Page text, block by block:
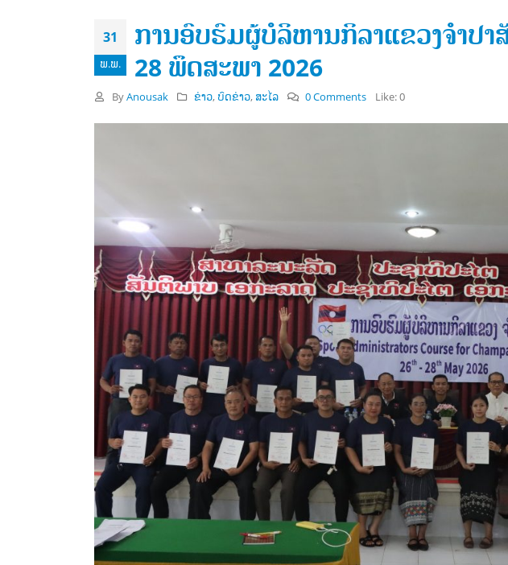
31
ພ.ພ.
ການອົບຮົມຜູ້ບໍລິຫານກິລາແຂວງຈໍາປາ
28 ພຶດສະພາ 2026
By Anousak ຂ່າວ, ບົດຂ່າວ, ສະໄລ 0 Comments Like:0
2026 ທີ່ໂຮງແຮມຊັນເວ ຣີສອດ, ປະເທດມາ
ເລຍ
ເດືອນກໍລະກົດ 22, 2026
ການອົບຮົມຜູ້ບໍລິຫານກິລາແຂວງ
ຈໍາປາສັກ ໃນລະຫວ່າງວັນທີ 26-28
ພຶດສະພາ 2026
ເດືອນພຶດສະພາ 31, 2026
ການເຂົ້າຮ່ວມແຂ່ງຂັນກິລາ ເອຊຽນ
ເກມຫາດຊາຍ ຄັ້ງທີ 6, ຈັດຂື້ນທີ່
ເມືອງ ຊານຢາ, ປະເທດ ຈີນ ເປັນ
ເຈົ້າພາບ ໃນລະຫວ່າງວັນທີ 22 – 30 ເມສາ
2026
ເດືອນເມສາ 24, 2026
ຄັ້ງທຳອິດສຳລັບສະໄໝ 2025–2027 ໃນວັ
8 ເມສາ 2026, ທີ່ເມືອງເປຕາລິງ ຈາຢາ,
ປະເທດມາເລເຊຍ
ເດືອນເມສາ 13, 2026
ຄະນະກໍາມະການໂອແລມປິກ
ແຫ່ງຊາດລາວ ໄດ້ຈັດພິທີມອບ-
ເຄື່ອງກິລາ
ເດືອນທັນວາ 6, 2025
ຄະນະກໍາມະການໂອແລມປິກ
ແຫ່ງຊາດລາວ ໄດ້ຈັດພິທີມອບ
ເຄື່ອງກິລາ ໂດຍໄດ້ຮັບການອຸປ
ເຄື່ອງກິລາ ຈາກ ກົມກິລາແຂວງຢຸນນານ,
ສາທາລະນະລັດປະຊາຊົນຈີນ
ເດືອນທັນວາ 6, 2025